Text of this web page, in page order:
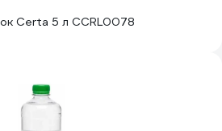
Certa 5 л CCRL0078